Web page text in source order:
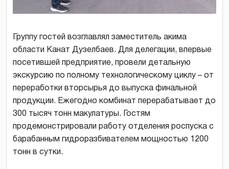
Группу гостей возглавлял заместитель акима
области Канат Дузелбаев. Для делегации, впервые
посетившей предприятие, провели детальную
экскурсию по полному технологическому циклу – от
переработки вторсырья до выпуска финальной
продукции. Ежегодно комбинат перерабатывает до
300 тысяч тонн макулатуры. Гостям
продемонстрировали работу отделения роспуска с
барабанным гидроразбивателем мощностью 1200
тонн в сутки.